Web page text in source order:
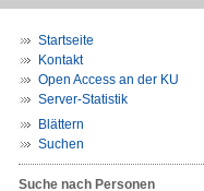
Startseite
Kontakt
Open Access an der KU
Server-Statistik
Blättern
Suchen
Suche nach Personen